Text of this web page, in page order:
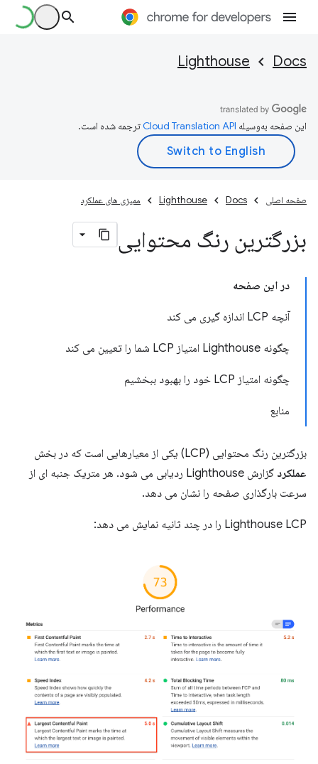
Docs
Lighthouse
این صفحه به‌وسیله ترجمه شده است.
صفحه اصلی Docs
Lighthouse ممیزی های عملکرد
بزرگترین رنگ محتوایی
در این صفحه
آنچه LCP اندازه گیری می کند
چگونه Lighthouse امتیاز LCP شما را تعیین می کند
چگونه امتیاز LCP خود را بهبود ببخشیم
منابع
بزرگترین رنگ محتوایی (LCP) یکی از معیارهایی است که در بخش
عملکرد
گزارش Lighthouse ردیابی می شود. هر متریک جنبه ای از
سرعت بارگذاری صفحه را نشان می دهد.
Lighthouse LCP را در چند ثانیه نمایش می دهد: